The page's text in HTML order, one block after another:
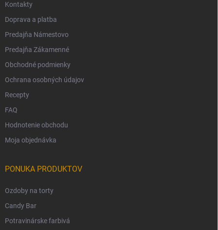
Kontakty
Doprava a platba
Predajňa Námestovo
Predajňa Zákamenné
Obchodné podmienky
Ochrana osobných údajov
Recepty
FAQ
Hodnotenie obchodu
Moja objednávka
PONUKA PRODUKTOV
Ozdoby na torty
Candy Bar
Potravinárske farbivá